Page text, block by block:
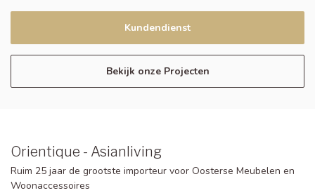
Kundendienst
Bekijk onze Projecten
Orientique - Asianliving
Ruim 25 jaar de grootste importeur voor Oosterse Meubelen en
Woonaccessoires